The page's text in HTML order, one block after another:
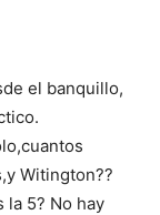
el banquillo,
Witington??
la 5? No hay